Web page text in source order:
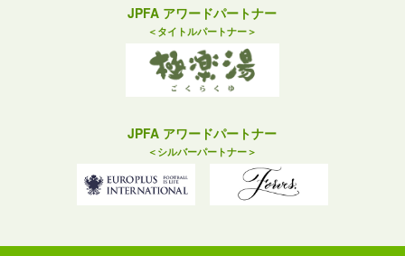
JPFA アワードパートナー
＜タイトルパートナー＞
JPFA アワードパートナー
＜シルバーパートナー＞